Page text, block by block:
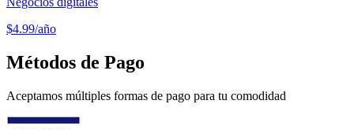
$4.99/año
Métodos de Pago
Aceptamos múltiples formas de pago para tu comodidad